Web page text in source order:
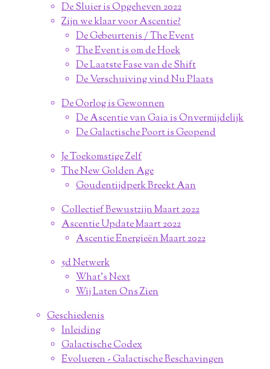
De Sluier is Opgeheven 2022
Zijn we klaar voor Ascentie?
De Gebeurtenis / The Event
The Event is om de Hoek
De Laatste Fase van de Shift
De Verschuiving vind Nu Plaats
De Oorlog is Gewonnen
De Ascentie van Gaia is Onvermijdelijk
De Galactische Poort is Geopend
Je Toekomstige Zelf
The New Golden Age
Goudentijdperk Breekt Aan
Collectief Bewustzijn Maart 2022
Ascentie Update Maart 2022
Ascentie Energieën Maart 2022
5d Netwerk
What's Next
Wij Laten Ons Zien
Geschiedenis
Inleiding
Galactische Codex
Evolueren - Galactische Beschavingen